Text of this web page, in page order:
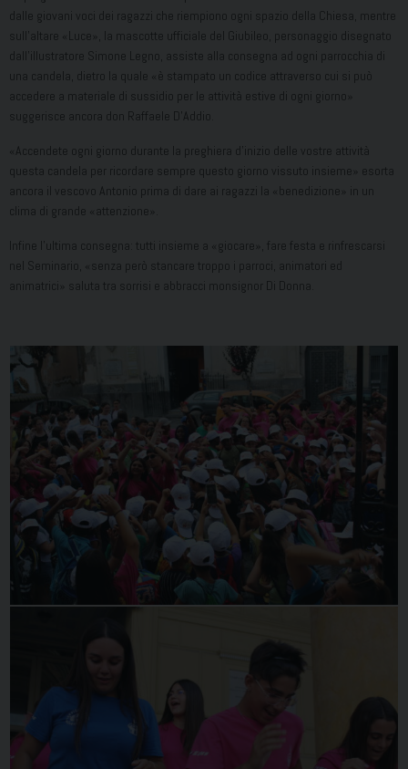
dalle giovani voci dei ragazzi che riempiono ogni spazio della Chiesa, mentre
sull’altare «Luce», la mascotte ufficiale del Giubileo, personaggio disegnato
dall’illustratore Simone Legno, assiste alla consegna ad ogni parrocchia di
una candela, dietro la quale «è stampato un codice attraverso cui si può
accedere a materiale di sussidio per le attività estive di ogni giorno»
suggerisce ancora don Raffaele D’Addio.
«Accendete ogni giorno durante la preghiera d’inizio delle vostre attività
questa candela per ricordare sempre questo giorno vissuto insieme» esorta
ancora il vescovo Antonio prima di dare ai ragazzi la «benedizione» in un
clima di grande «attenzione».
Infine l’ultima consegna: tutti insieme a «giocare», fare festa e rinfrescarsi
nel Seminario, «senza però stancare troppo i parroci, animatori ed
animatrici» saluta tra sorrisi e abbracci monsignor Di Donna.